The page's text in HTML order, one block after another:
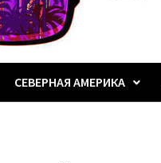
СЕВЕРНАЯ АМЕРИКА